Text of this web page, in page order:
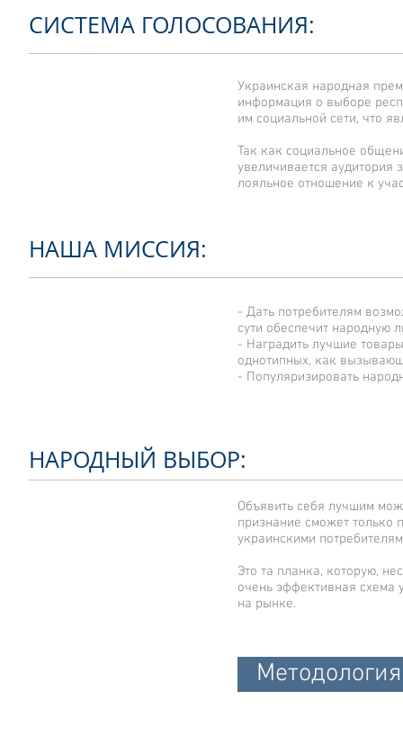
СИСТЕМА ГОЛОСОВАНИЯ:
Украинская народная
информация о выборе
им социальной сети, что
Так как социальное
увеличивается
лояльное отношение к
НАША МИССИЯ:
- Дать потребителям
сути обеспечит народную
- Наградить лучшие
однотипных, как
- Популяризировать
НАРОДНЫЙ ВЫБОР:
Объявить себя лучшим
признание сможет
украинскими
Это та планка, которую,
очень эффективная схема
на рынке.